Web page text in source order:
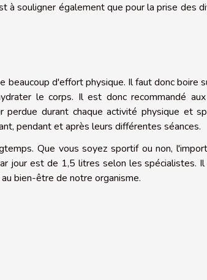
à souligner également que pour la prise des
beaucoup d'effort physique. Il faut donc boire
le corps. Il est donc recommandé
perdue durant chaque activité physique et
pendant et après leurs différentes séances.
Que vous soyez sportif ou non,
jour est de 1,5 litres selon les spécialistes.
bien-être de notre organisme.